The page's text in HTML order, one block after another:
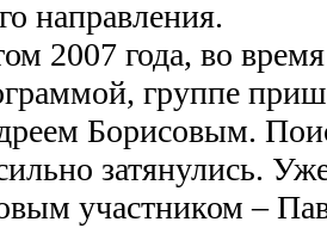
направления.
2007 года, во
группе
Борисовым.
затянулись.
участником –